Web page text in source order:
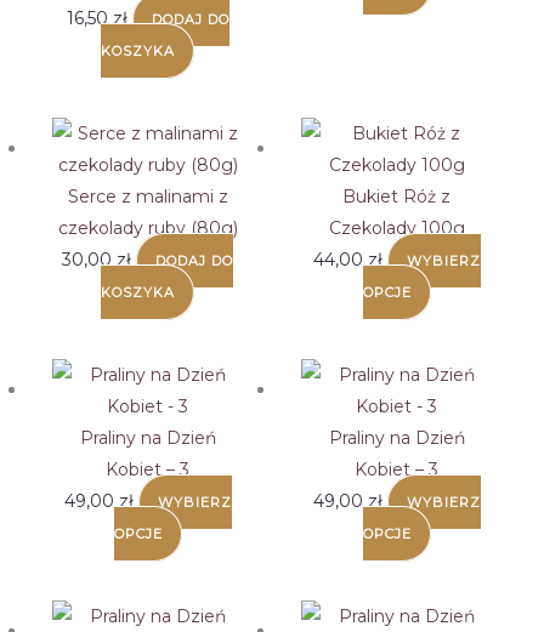
16,50 zł
DODAJ DO
KOSZYKA
Opcje
można
wybrać
na
stronie
produktu
Serce z malinami z
czekolady ruby (80g)
30,00 zł
DODAJ DO
KOSZYKA
Bukiet Róż z
Czekolady 100g
44,00 zł
WYBIERZ
OPCJE
Ten
wiele
wariantów.
Opcje
można
wybrać
na
produktu
Praliny na Dzień
Kobiet – 3
49,00 zł
WYBIERZ
OPCJE
Praliny na Dzień
Kobiet – 3
49,00 zł
WYBIERZ
OPCJE